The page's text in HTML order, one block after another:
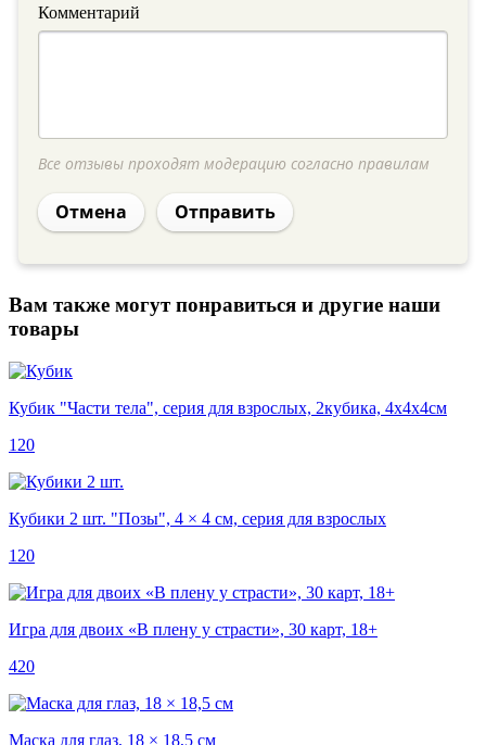
Комментарий
Все отзывы проходят модерацию согласно правилам
Отмена Отправить
Вам также могут понравиться и другие наши
товары
Кубик "Части тела", серия для взрослых, 2кубика, 4х4х4см
120
Кубики 2 шт. "Позы", 4 × 4 см, серия для взрослых
120
Игра для двоих «В плену у страсти», 30 карт, 18+
420
Маска для глаз, 18 × 18,5 см